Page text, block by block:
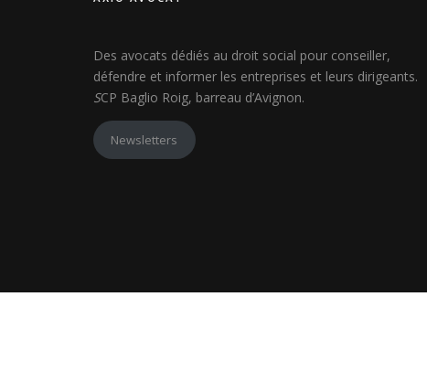
Des avocats dédiés au droit social pour conseiller,
défendre et informer les entreprises et leurs dirigeants.
SCP Baglio Roig, barreau d’Avignon.
Newsletters